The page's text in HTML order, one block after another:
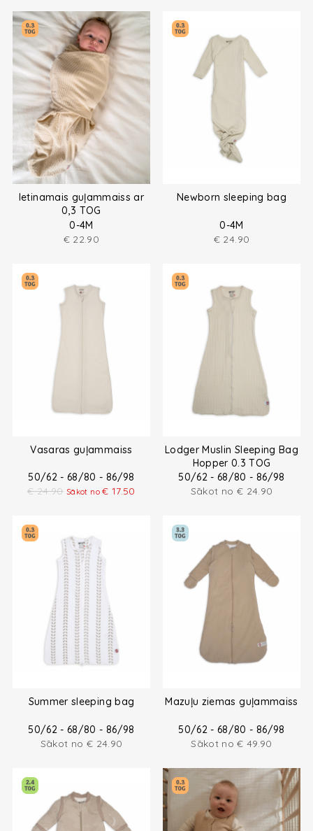
Ietinamais guļammaiss ar
0,3 TOG
0-4M
€ 22.90
Newborn sleeping bag
0-4M
€ 24.90
Vasaras guļammaiss
50/62 - 68/80 - 86/98
€ 24.90 Sākot no€ 17.50
Lodger Muslin Sleeping Bag
Hopper 0.3 TOG
50/62 - 68/80 - 86/98
Sākot no € 24.90
Summer sleeping bag
50/62 - 68/80 - 86/98
Sākot no € 24.90
Mazuļu ziemas guļammaiss
50/62 - 68/80 - 86/98
Sākot no€ 49.90